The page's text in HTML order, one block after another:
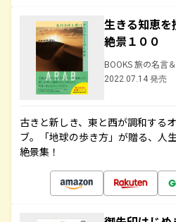
生きる知恵を
絶景１００
BOOKS 旅の名言
2022.07.14 発売
古きと新しき、東と西が調和する
ブ。「地球の歩き方」が贈る、人
絶景集！